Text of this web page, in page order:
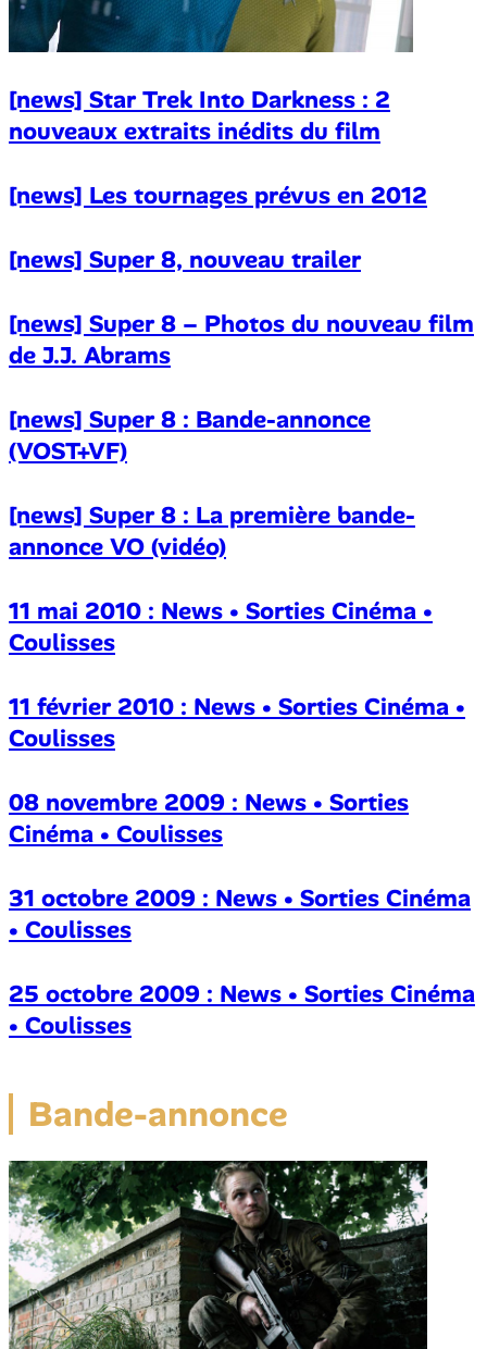
[news] Star Trek Into Darkness : 2
nouveaux extraits inédits du film
[news] Les tournages prévus en 2012
[news] Super 8, nouveau trailer
[news] Super 8 – Photos du nouveau film
de J.J. Abrams
[news] Super 8 : Bande-annonce
(VOST+VF)
[news] Super 8 : La première bande-
annonce VO (vidéo)
11 mai 2010 : News • Sorties Cinéma •
Coulisses
11 février 2010 : News • Sorties Cinéma •
Coulisses
08 novembre 2009 : News • Sorties
Cinéma • Coulisses
31 octobre 2009 : News • Sorties Cinéma
• Coulisses
25 octobre 2009 : News • Sorties Cinéma
• Coulisses
Bande-annonce